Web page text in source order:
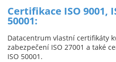
Certifikace ISO 9001,
50001:
Datacentrum vlastní certifikáty
zabezpečení ISO 27001 a také
ISO 50001.